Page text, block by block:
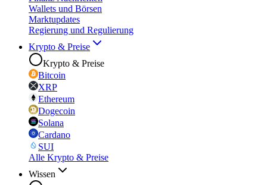
Wallets und Börsen
Marktupdates
Regierung und Regulierung
Krypto & Preise
Krypto & Preise
Bitcoin
XRP
Ethereum
Dogecoin
Solana
Cardano
SUI
Alle Krypto & Preise
Wissen